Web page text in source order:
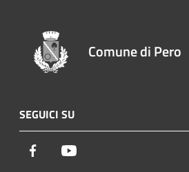
Comune di Pero
SEGUICI SU
Facebook